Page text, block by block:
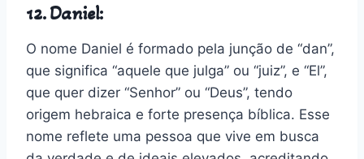
12. Daniel:
O nome Daniel é formado pela junção de “dan”,
que significa “aquele que julga” ou “juiz”, e “El”,
que quer dizer “Senhor” ou “Deus”, tendo
origem hebraica e forte presença bíblica. Esse
nome reflete uma pessoa que vive em busca